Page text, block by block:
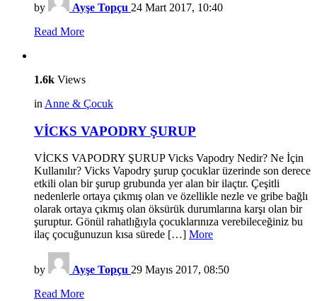
by Ayşe Topçu 24 Mart 2017, 10:40
Read More
1.6k Views
in Anne & Çocuk
VİCKS VAPODRY ŞURUP
VİCKS VAPODRY ŞURUP Vicks Vapodry Nedir? Ne İçin
Kullanılır? Vicks Vapodry şurup çocuklar üzerinde son derece
etkili olan bir şurup grubunda yer alan bir ilaçtır. Çeşitli
nedenlerle ortaya çıkmış olan ve özellikle nezle ve gribe bağlı
olarak ortaya çıkmış olan öksürük durumlarına karşı olan bir
şuruptur. Gönül rahatlığıyla çocuklarınıza verebileceğiniz bu
ilaç çocuğunuzun kısa sürede […] More
by Ayşe Topçu 29 Mayıs 2017, 08:50
Read More